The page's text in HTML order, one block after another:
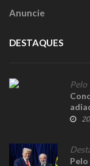
Anuncie
DESTAQUES
Pelo